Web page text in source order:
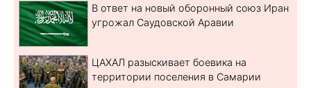
В ответ на новый оборонный союз Иран
угрожал Саудовской Аравии
ЦАХАЛ разыскивает боевика на
территории поселения в Самарии